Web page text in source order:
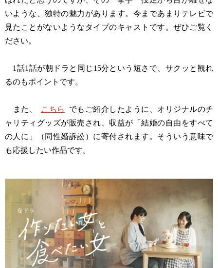
いような、独特の魅力があります。今まであまりテレビで
見たことがないようなタイプのキャストです。ぜひご覧く
ださい。
1話1話が朝ドラと同じ15分という短さで、サクッと観れ
るのもポイントです。
また、 こちら
でもご紹介したように、オリジナルのチ
ャリティグッズが販売され、収益が「結婚の自由をすべて
の人に」（同性婚訴訟）に寄付されます。そういう意味で
も応援したい作品です。